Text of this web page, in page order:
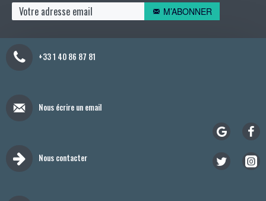
M’ABONNER
+33 1 40 86 87 81
Nous écrire un email
Nous contacter